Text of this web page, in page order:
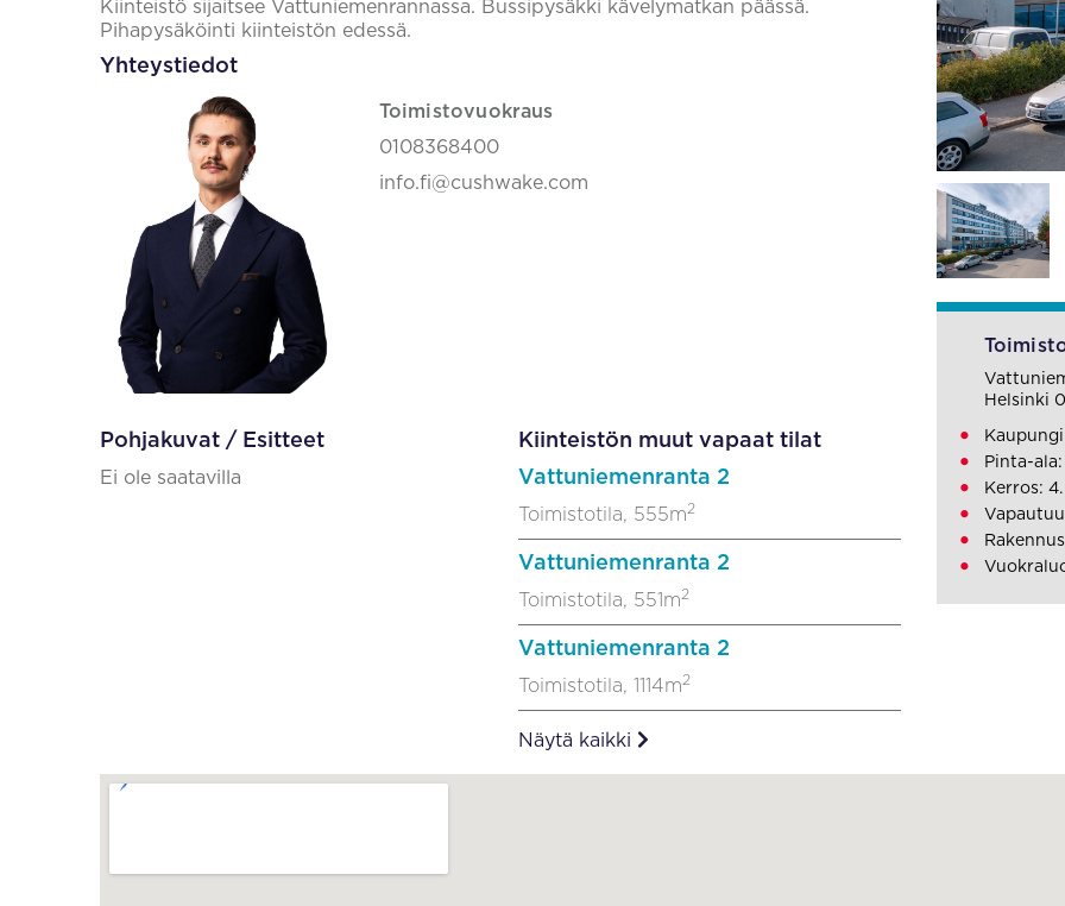
Kiinteistö sijaitsee Vattuniemenrannassa. Bussipysäkki kävelymatkan päässä.
Pihapysäköinti kiinteistön edessä.
Yhteystiedot
Toimistovuokraus
0108368400
info.fi@cushwake.com
Pohjakuvat / Esitteet
Ei ole saatavilla
Kiinteistön muut vapaat tilat
Vattuniemenranta 2
Toimistotila, 555m2
Vattuniemenranta 2
Toimistotila, 551m2
Vattuniemenranta 2
Toimistotila, 1114m2
Näytä kaikki
Helsinki
Pinta-ala:
Kerros: